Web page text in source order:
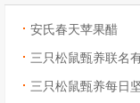
安氏春天苹果醋
三只松鼠甄养联名
铁罐装240ml*12罐
三只松鼠甄养每日